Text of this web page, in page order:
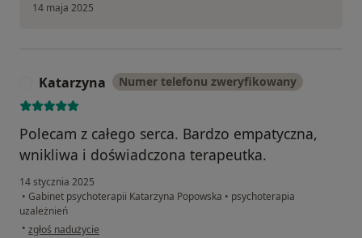
14 maja 2025
Katarzyna Numer telefonu zweryfikowany
Polecam z całego serca. Bardzo empatyczna,
wnikliwa i doświadczona terapeutka.
14 stycznia 2025
• Gabinet psychoterapii Katarzyna Popowska • psychoterapia
uzależnień
• w opinii użytkownika Katarzyna
zgłoś nadużycie